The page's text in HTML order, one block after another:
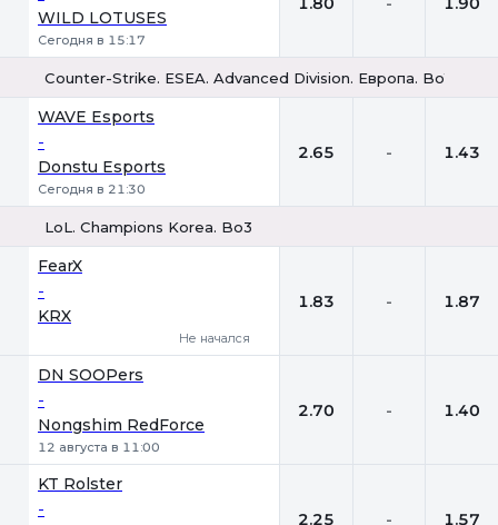
WILD LOTUSES
Сегодня в 15:17
Counter-Strike. ESEA. Advanced Division. Европа. Bo1
WAVE Esports
-
Donstu Esports
Сегодня в 21:30
2.65 - 1.43
LoL. Champions Korea. Bo3
FearX
-
KRX
Не начался
1.83 - 1.87
DN SOOPers
-
Nongshim RedForce
12 августа в 11:00
2.70 - 1.40
KT Rolster
- 2.25 - 1.57